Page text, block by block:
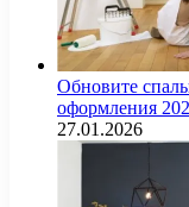
Обновите
оформления
27.01.2026